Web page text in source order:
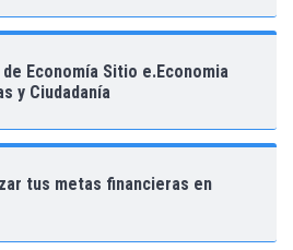
Economía Sitio e.Economia
y Ciudadanía
tus metas financieras en